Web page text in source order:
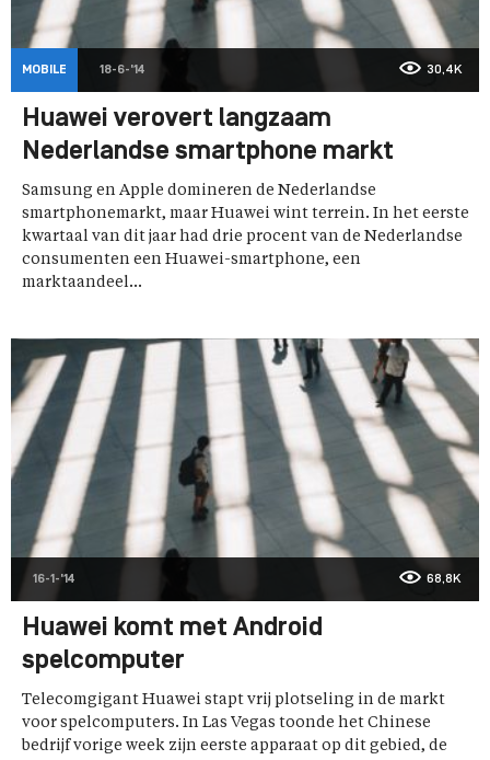
MOBILE 18-6-'14 30,4K
Huawei verovert langzaam
Nederlandse smartphone markt
Samsung en Apple domineren de Nederlandse
smartphonemarkt, maar Huawei wint terrein. In het eerste
kwartaal van dit jaar had drie procent van de Nederlandse
consumenten een Huawei-smartphone, een
marktaandeel...
16-1-'14 68,8K
Huawei komt met Android
spelcomputer
Telecomgigant Huawei stapt vrij plotseling in de markt
voor spelcomputers. In Las Vegas toonde het Chinese
bedrijf vorige week zijn eerste apparaat op dit gebied, de